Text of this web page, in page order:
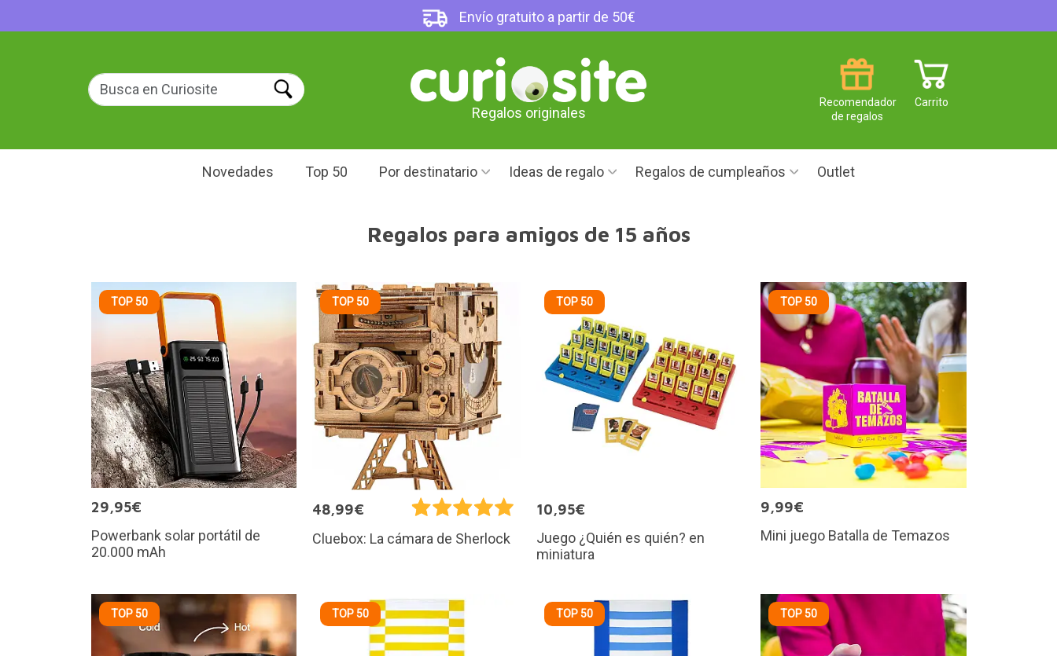
Envío gratuito a partir de 50€
Regalos originales
Carrito
Recomendador
de regalos
Novedades Top 50 Por destinatario Ideas de regalo Regalos de cumpleaños Outlet
Regalos para amigos de 15 años
TOP 50
29,95€
Powerbank solar portátil de
20.000 mAh
TOP 50
48,99€
Cluebox: La cámara de Sherlock
TOP 50
10,95€
Juego ¿Quién es quién? en
miniatura
TOP 50
9,99€
Mini juego Batalla de Temazos
TOP 50 TOP 50 TOP 50 TOP 50